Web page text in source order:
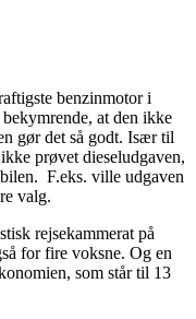
benzinmotor i
at den ikke
gør det så godt. Især til
prøvet dieseludgaven,
F.eks. ville udgaven
valg.
rejsekammerat på
for fire voksne. Og en
som står til 13